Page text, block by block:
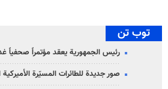
توب تن
رئيس الجمهورية يعقد مؤتمراً صحفياً
صور جديدة للطائرات المسيّرة